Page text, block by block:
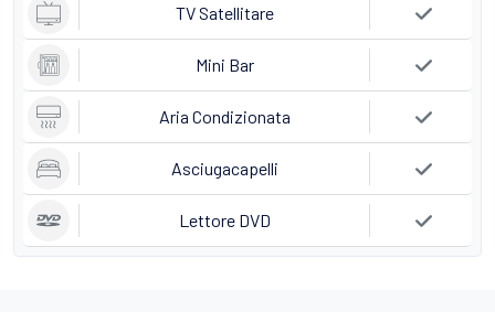
TV Satellitare
Mini Bar
Aria Condizionata
Asciugacapelli
Lettore DVD